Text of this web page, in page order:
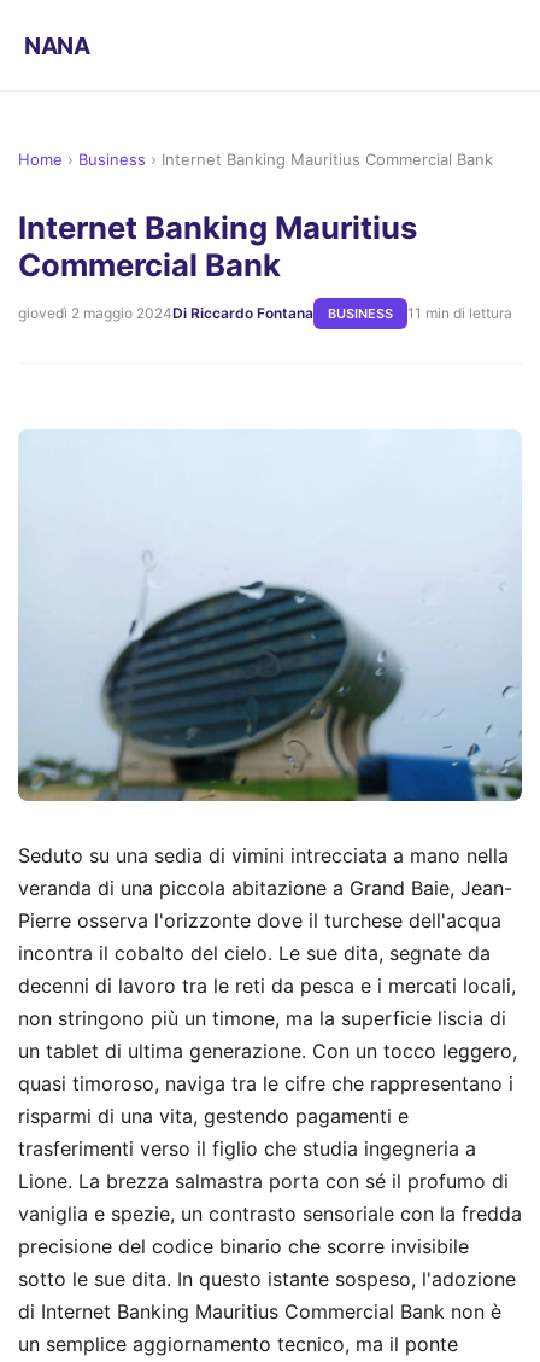
NANA
Home › Business › Internet Banking Mauritius Commercial Bank
Internet Banking Mauritius
Commercial Bank
giovedì 2 maggio 2024Di Riccardo Fontana BUSINESS 11 min di lettura
Seduto su una sedia di vimini intrecciata a mano nella
veranda di una piccola abitazione a Grand Baie, Jean-
Pierre osserva l'orizzonte dove il turchese dell'acqua
incontra il cobalto del cielo. Le sue dita, segnate da
decenni di lavoro tra le reti da pesca e i mercati locali,
non stringono più un timone, ma la superficie liscia di
un tablet di ultima generazione. Con un tocco leggero,
quasi timoroso, naviga tra le cifre che rappresentano i
risparmi di una vita, gestendo pagamenti e
trasferimenti verso il figlio che studia ingegneria a
Lione. La brezza salmastra porta con sé il profumo di
vaniglia e spezie, un contrasto sensoriale con la fredda
precisione del codice binario che scorre invisibile
sotto le sue dita. In questo istante sospeso, l'adozione
di Internet Banking Mauritius Commercial Bank non è
un semplice aggiornamento tecnico, ma il ponte